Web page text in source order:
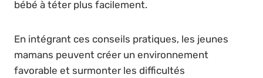
bébé à téter plus facilement.
En intégrant ces conseils pratiques, les jeunes
mamans peuvent créer un environnement
favorable et surmonter les difficultés